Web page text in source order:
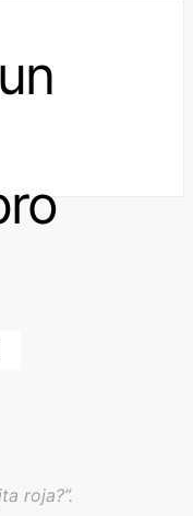
roja?”.